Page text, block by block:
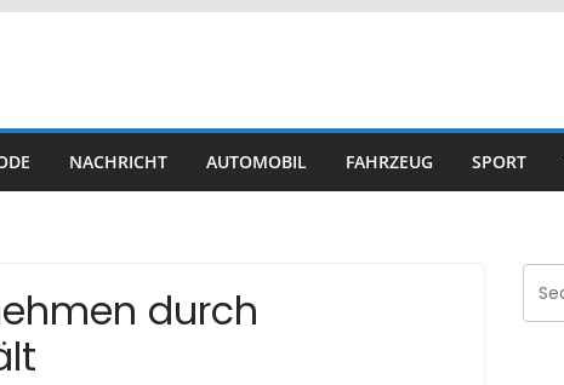
NACHRICHT AUTOMOBIL FAHRZEUG SPORT
durch